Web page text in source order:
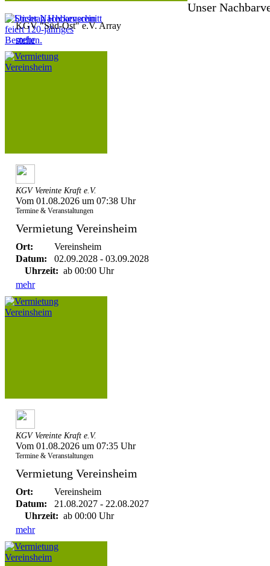
Unser
KGV "Süd-Ost" e.V. Array
mehr
KGV Vereinte Kraft e.V.
Vom 01.08.2026 um 07:38 Uhr
Termine & Veranstaltungen
Vermietung Vereinsheim
Ort:
Vereinsheim
Datum:
02.09.2028 - 03.09.2028
Uhrzeit: ab 00:00 Uhr
mehr
KGV Vereinte Kraft e.V.
Vom 01.08.2026 um 07:35 Uhr
Termine & Veranstaltungen
Vermietung Vereinsheim
Ort:
Vereinsheim
Datum:
21.08.2027 - 22.08.2027
Uhrzeit: ab 00:00 Uhr
mehr